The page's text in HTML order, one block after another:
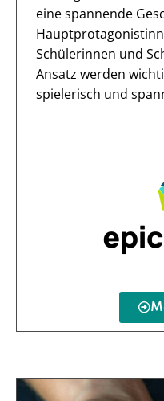
eine spannende
Schülerinnen und
Ansatz werden
spielerisch und